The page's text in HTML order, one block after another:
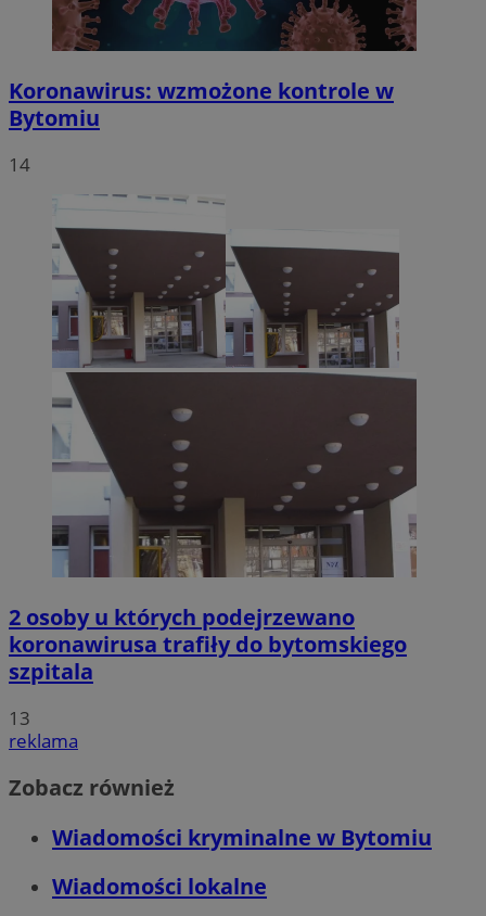
Koronawirus: wzmożone kontrole w
Bytomiu
14
2 osoby u których podejrzewano
koronawirusa trafiły do bytomskiego
szpitala
13
reklama
Zobacz również
Wiadomości kryminalne w Bytomiu
Wiadomości lokalne